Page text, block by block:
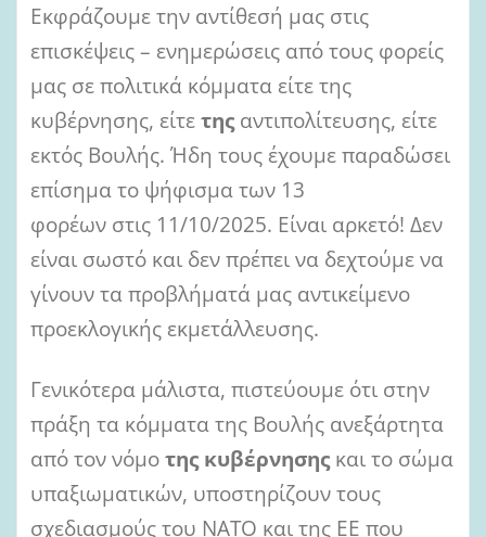
Εκφράζουμε την αντίθεσή μας στις
επισκέψεις – ενημερώσεις από τους φορείς
μας σε πολιτικά κόμματα είτε της
κυβέρνησης, είτετης αντιπολίτευσης, είτε
εκτός Βουλής. Ήδη τους έχουμε παραδώσει
επίσημα το ψήφισμα των 13
φορέων στις 11/10/2025. Είναι αρκετό! Δεν
είναι σωστό και δεν πρέπει να δεχτούμε να
γίνουν τα προβλήματά μας αντικείμενο
προεκλογικής εκμετάλλευσης.
Γενικότερα μάλιστα, πιστεύουμε ότι στην
πράξη τα κόμματα της Βουλής ανεξάρτητα
από τον νόμοτης κυβέρνησης και το σώμα
υπαξιωματικών, υποστηρίζουν τους
σχεδιασμούς του ΝΑΤΟ και της ΕΕ που